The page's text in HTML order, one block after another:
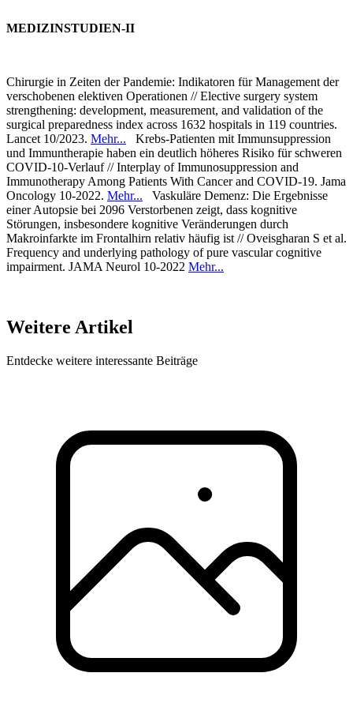
MEDIZINSTUDIEN-II
Chirurgie in Zeiten der Pandemie: Indikatoren für Management der
verschobenen elektiven Operationen // Elective surgery system
strengthening: development, measurement, and validation of the
surgical preparedness index across 1632 hospitals in 119 countries.
Lancet 10/2023. Mehr... Krebs-Patienten mit Immunsuppression
und Immuntherapie haben ein deutlich höheres Risiko für schweren
COVID-10-Verlauf // Interplay of Immunosuppression and
Immunotherapy Among Patients With Cancer and COVID-19. Jama
Oncology 10-2022. Mehr... Vaskuläre Demenz: Die Ergebnisse
einer Autopsie bei 2096 Verstorbenen zeigt, dass kognitive
Störungen, insbesondere kognitive Veränderungen durch
Makroinfarkte im Frontalhirn relativ häufig ist // Oveisgharan S et al.
Frequency and underlying pathology of pure vascular cognitive
impairment. JAMA Neurol 10-2022 Mehr...
Weitere Artikel
Entdecke weitere interessante Beiträge